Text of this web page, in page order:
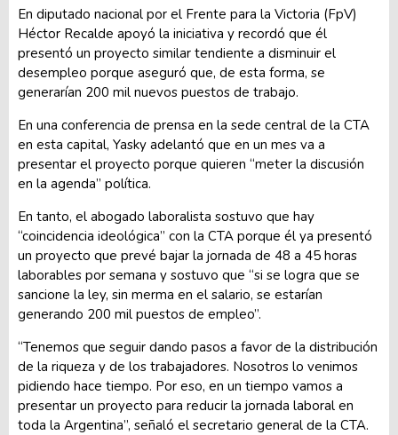
En diputado nacional por el Frente para la Victoria (FpV)
Héctor Recalde apoyó la iniciativa y recordó que él
presentó un proyecto similar tendiente a disminuir el
desempleo porque aseguró que, de esta forma, se
generarían 200 mil nuevos puestos de trabajo.
En una conferencia de prensa en la sede central de la CTA
en esta capital, Yasky adelantó que en un mes va a
presentar el proyecto porque quieren “meter la discusión
en la agenda” política.
En tanto, el abogado laboralista sostuvo que hay
“coincidencia ideológica” con la CTA porque él ya presentó
un proyecto que prevé bajar la jornada de 48 a 45 horas
laborables por semana y sostuvo que “si se logra que se
sancione la ley, sin merma en el salario, se estarían
generando 200 mil puestos de empleo”.
“Tenemos que seguir dando pasos a favor de la distribución
de la riqueza y de los trabajadores. Nosotros lo venimos
pidiendo hace tiempo. Por eso, en un tiempo vamos a
presentar un proyecto para reducir la jornada laboral en
toda la Argentina”, señaló el secretario general de la CTA.